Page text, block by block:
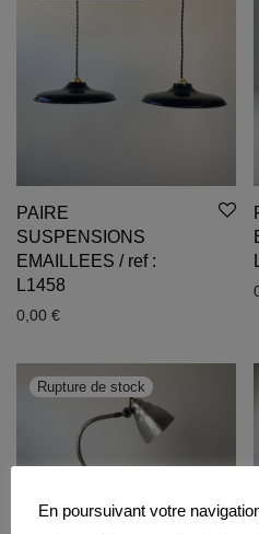
PAIRE
SUSPENSIONS
EMAILLEES / ref :
L1458
0,00 €
En poursuivant votre